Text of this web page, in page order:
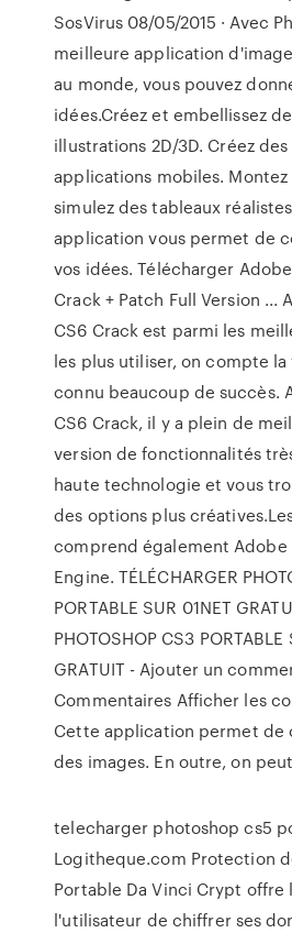
SosVirus 08/05/2015 · Avec
meilleure application
au monde, vous pouvez
idées.Créez et embellissez
illustrations 2D/3D. Créez
applications mobiles. Montez
simulez des tableaux
application vous permet de
vos idées. Télécharger
Crack + Patch Full Version ...
CS6 Crack est parmi les
les plus utiliser, on compte la
connu beaucoup de succès.
CS6 Crack, il y a plein de
version de fonctionnalités
haute technologie et vous
des options plus
comprend également
Engine. TÉLÉCHARGER
PORTABLE SUR 01NET
PHOTOSHOP CS3 PORTABLE
GRATUIT - Ajouter un
Commentaires Afficher les
Cette application permet de
des images. En outre, on
telecharger photoshop cs5
Logitheque.com Protection
Portable Da Vinci Crypt offre
l'utilisateur de chiffrer ses